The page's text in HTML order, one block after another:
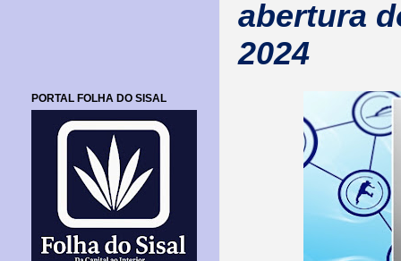
abertura
2024
PORTAL FOLHA DO SISAL